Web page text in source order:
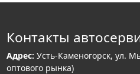
Контакты
Адрес: Усть-Каменогорск, ул.
оптового рынка)